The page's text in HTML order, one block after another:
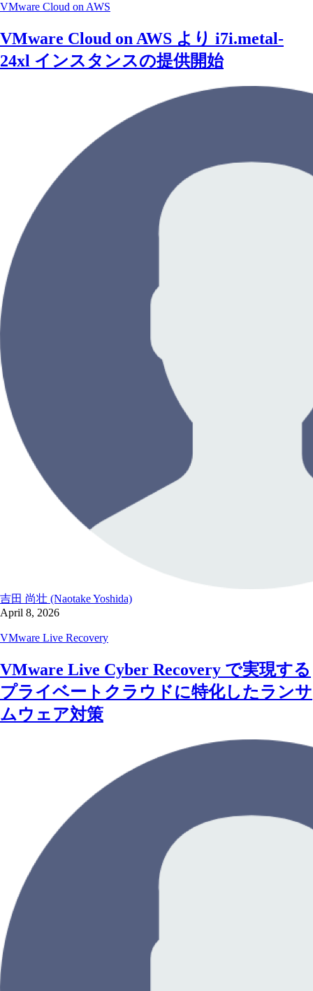
VMware Cloud on AWS
VMware Cloud on AWS より i7i.metal-
24xl インスタンスの提供開始
吉田 尚壮 (Naotake Yoshida)
April 8, 2026
VMware Live Recovery
VMware Live Cyber Recovery で実現する
プライベートクラウドに特化したランサ
ムウェア対策